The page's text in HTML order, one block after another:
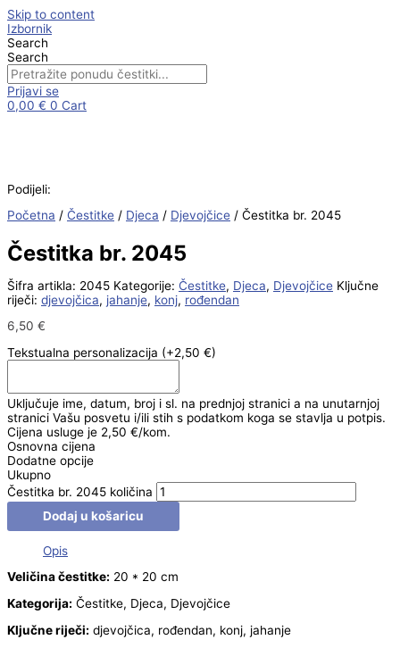
Skip to content
Izbornik
Search
Search
Prijavi se
0,00 € 0 Cart
Podijeli:
Početna / Čestitke / Djeca / Djevojčice / Čestitka br. 2045
Čestitka br. 2045
Šifra artikla: 2045 Kategorije: Čestitke, Djeca, Djevojčice Ključne
riječi: djevojčica, jahanje, konj, rođendan
6,50 €
Tekstualna personalizacija (+2,50 €)
Uključuje ime, datum, broj i sl. na prednjoj stranici a na unutarnjoj
stranici Vašu posvetu i/ili stih s podatkom koga se stavlja u potpis.
Cijena usluge je 2,50 €/kom.
Osnovna cijena
Dodatne opcije
Ukupno
Čestitka br. 2045 količina
Dodaj u košaricu
Opis
Veličina čestitke: 20 * 20 cm
Kategorija: Čestitke, Djeca, Djevojčice
Ključne riječi: djevojčica, rođendan, konj, jahanje